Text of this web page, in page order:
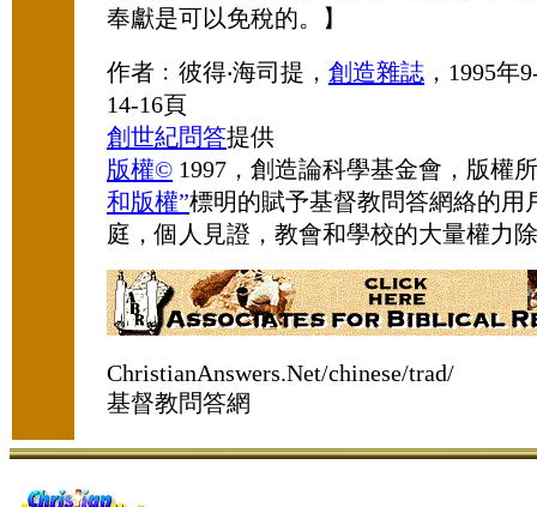
奉獻是可以免稅的。】
作者﹕彼得‧海司提， 創造雜誌 ，1995年
14-16頁
創世紀問答提供
版權© 1997，創造論科學基金會，版權
和版權”標明的賦予基督教問答網絡的用
庭，個人見證，教會和學校的大量權力
ChristianAnswers.Net/chinese/trad/
基督教問答網